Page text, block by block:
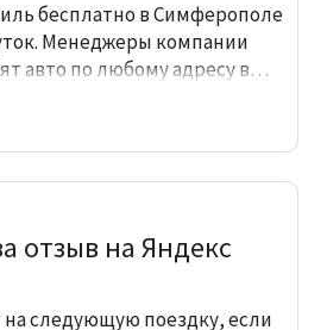
бесплатно в Симферополе
Менеджеры компании
авто по любому адресу в…
отзыв на Яндекс
на следующую поездку, если